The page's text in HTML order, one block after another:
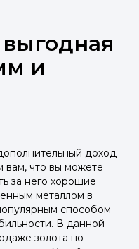
выгодная
и
доход
вам, что вы можете
за него хорошие
металлом в
способом
В данной
золота по